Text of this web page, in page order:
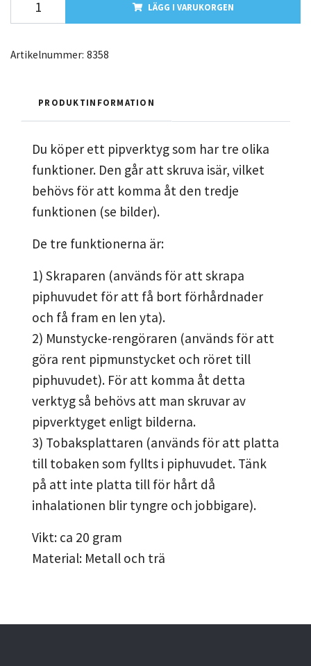
LÄGG I VARUKORGEN
Artikelnummer: 8358
PRODUKTINFORMATION
Du köper ett pipverktyg som har tre olika
funktioner. Den går att skruva isär, vilket
behövs för att komma åt den tredje
funktionen (se bilder).
De tre funktionerna är:
1) Skraparen (används för att skrapa
piphuvudet för att få bort förhårdnader
och få fram en len yta).
2) Munstycke-rengöraren (används för att
göra rent pipmunstycket och röret till
piphuvudet). För att komma åt detta
verktyg så behövs att man skruvar av
pipverktyget enligt bilderna.
3) Tobaksplattaren (används för att platta
till tobaken som fyllts i piphuvudet. Tänk
på att inte platta till för hårt då
inhalationen blir tyngre och jobbigare).
Vikt: ca 20 gram
Material: Metall och trä